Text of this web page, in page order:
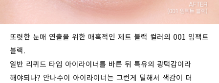
또렷한 눈매 연출을 위한 매혹적인 제트 블랙 컬러의 001 임팩트
블랙.
일반 리퀴드 타입 아이라이너를 바른 뒤 특유의 광택감이라
해야되나? 안나수이 아이라이너는 그런게 덜해서 색감이 더